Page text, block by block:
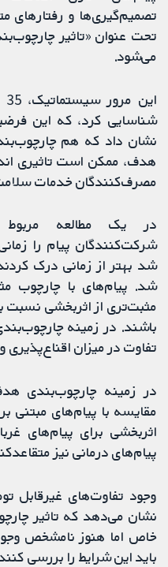
تصمیم‌گیری‌ها و رفتارهای
می‌شود.
شناسایی کرد، که این
نشان داد که هم
هدف، ممکن است تاثیری
مصرف‌کنندگان خدمات
در یک مطالعه مربوط
شرکت‌کنندگان پیام را
شد بهتر از زمانی درک
شد. پیام‌های با چارچوب
مثبت‌تری از اثربخشی نسبت
باشند. در زمینه
تفاوت در میزان
در زمینه چارچوب‌بندی
مقایسه با پیام‌های مبتنی
اثربخشی برای پیام‌های
پیام‌های درمانی نیز
وجود تفاوت‌های غیرقابل
نشان می‌دهد که تاثیر
خاص اما هنوز نامشخص
باید این شرایط را بررسی